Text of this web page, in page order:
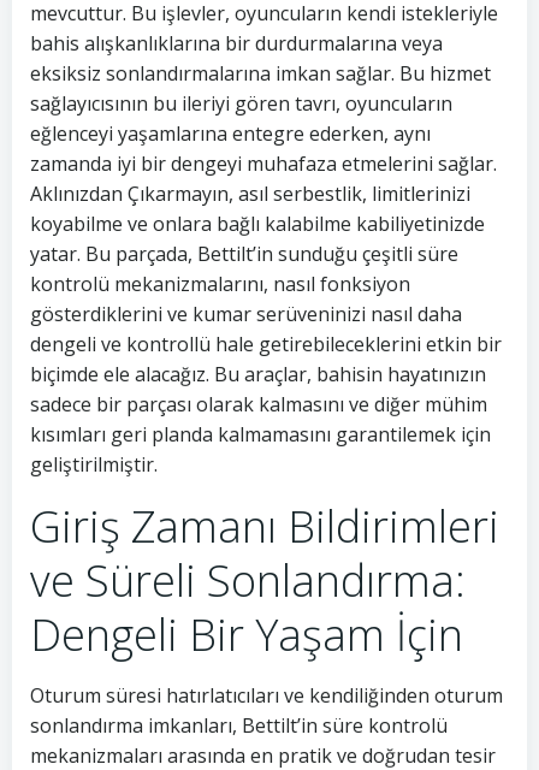
mevcuttur. Bu işlevler, oyuncuların kendi istekleriyle
bahis alışkanlıklarına bir durdurmalarına veya
eksiksiz sonlandırmalarına imkan sağlar. Bu hizmet
sağlayıcısının bu ileriyi gören tavrı, oyuncuların
eğlenceyi yaşamlarına entegre ederken, aynı
zamanda iyi bir dengeyi muhafaza etmelerini sağlar.
Aklınızdan Çıkarmayın, asıl serbestlik, limitlerinizi
koyabilme ve onlara bağlı kalabilme kabiliyetinizde
yatar. Bu parçada, Bettilt’in sunduğu çeşitli süre
kontrolü mekanizmalarını, nasıl fonksiyon
gösterdiklerini ve kumar serüveninizi nasıl daha
dengeli ve kontrollü hale getirebileceklerini etkin bir
biçimde ele alacağız. Bu araçlar, bahisin hayatınızın
sadece bir parçası olarak kalmasını ve diğer mühim
kısımları geri planda kalmamasını garantilemek için
geliştirilmiştir.
Giriş Zamanı Bildirimleri
ve Süreli Sonlandırma:
Dengeli Bir Yaşam İçin
Oturum süresi hatırlatıcıları ve kendiliğinden oturum
sonlandırma imkanları, Bettilt’in süre kontrolü
mekanizmaları arasında en pratik ve doğrudan tesir